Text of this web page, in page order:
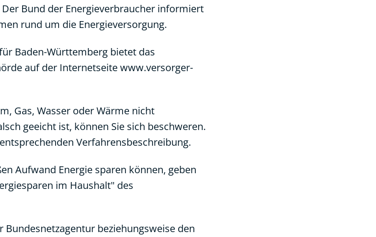
Bund der Energieverbraucher informiert
rund um die Energieversorgung.
Baden-Württemberg bietet das
auf der Internetseitewww.versorger-
Gas, Wasser oder Wärme nicht
geeicht ist, können Sie sich beschweren.
Verfahrensbeschreibung.
Aufwand Energie sparen können, geben
im Haushalt" des
beziehungsweise den